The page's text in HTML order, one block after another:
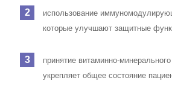
использование
которые улучшают защитные
принятие витаминно-
укрепляет общее состояние